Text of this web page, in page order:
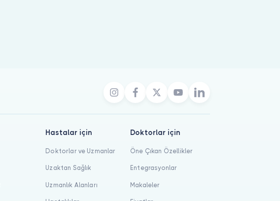
Hastalar için
Doktorlar ve Uzmanlar
Uzaktan Sağlık
Uzmanlık Alanları
Doktorlar için
Öne Çıkan Özellikler
Entegrasyonlar
Makaleler